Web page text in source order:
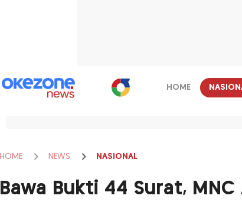
HOME
HOME NEWS NASIONAL
Bawa Bukti 44 Surat,